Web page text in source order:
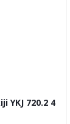
YKJ 720.2 4